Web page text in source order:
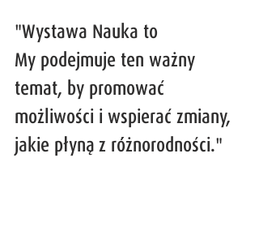
"Wystawa Nauka to
My podejmuje ten ważny
temat, by promować
możliwości i wspierać zmiany,
jakie płyną z różnorodności."